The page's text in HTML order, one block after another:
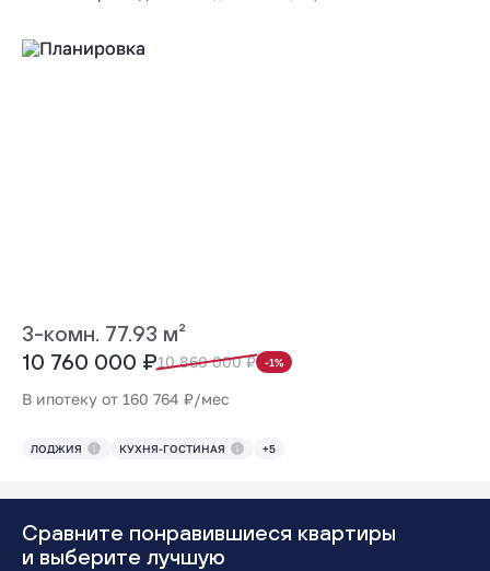
3-комн. 77.93 м²
10 760 000 ₽10 860 000 ₽ -1%
В ипотеку от 160 764 ₽/мес
ЛОДЖИЯ КУХНЯ-ГОСТИНАЯ +5
Сравните понравившиеся квартиры
и выберите лучшую